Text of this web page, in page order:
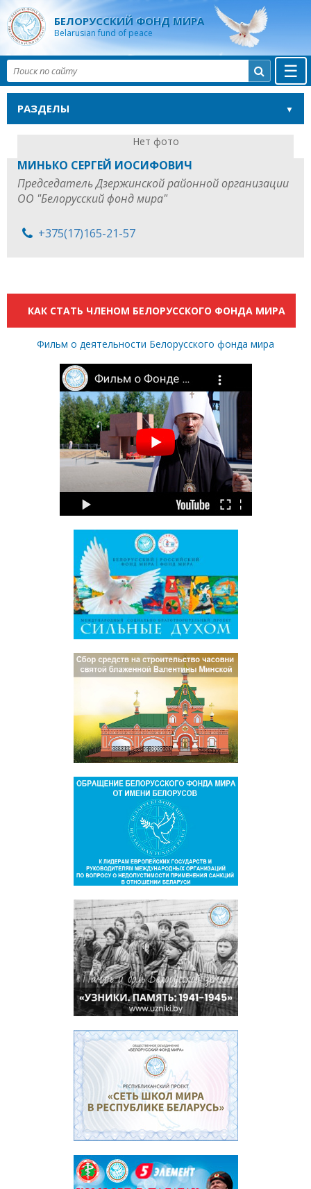
БЕЛОРУССКИЙ ФОНД МИРА
Belarusian fund of peace
☰

РАЗДЕЛЫ
Нет фото
МИНЬКО СЕРГЕЙ ИОСИФОВИЧ
Председатель Дзержинской районной организации
ОО "Белорусский фонд мира"
+375(17)165-21-57
КАК СТАТЬ ЧЛЕНОМ БЕЛОРУССКОГО ФОНДА МИРА
Фильм о деятельности Белорусского фонда мира